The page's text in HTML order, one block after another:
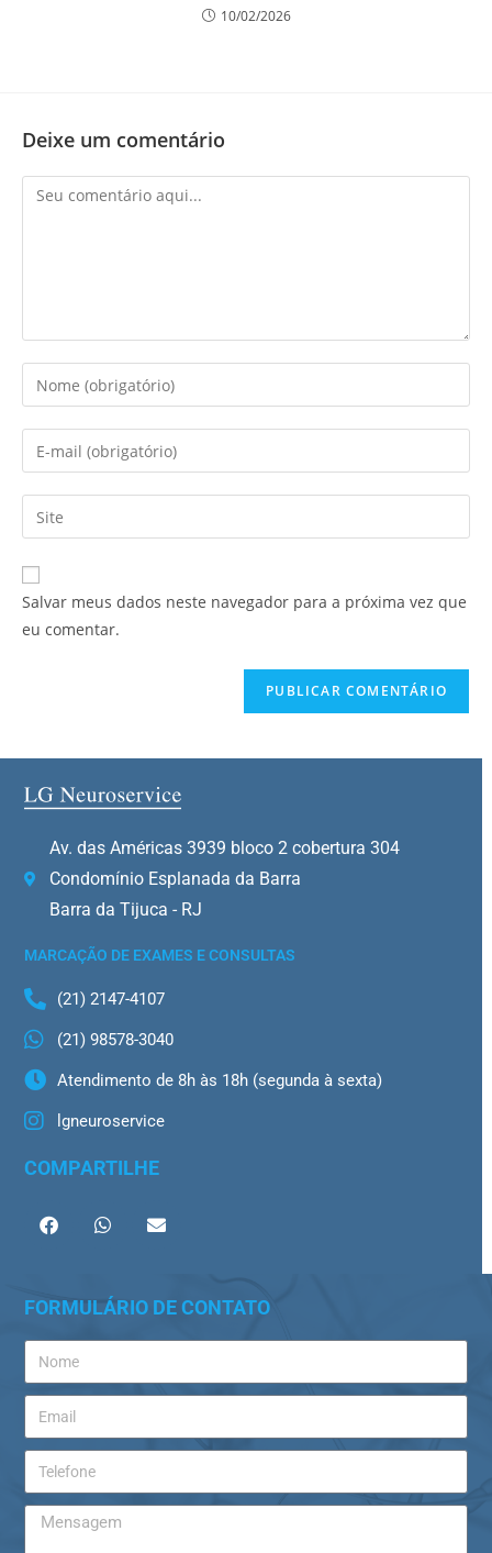
10/02/2026
Deixe um comentário
Salvar meus dados neste navegador para a próxima vez que
eu comentar.
Av. das Américas 3939 bloco 2 cobertura 304
Condomínio Esplanada da Barra
Barra da Tijuca - RJ
MARCAÇÃO DE EXAMES E CONSULTAS
(21) 2147-4107
(21) 98578-3040
Atendimento de 8h às 18h (segunda à sexta)
lgneuroservice
COMPARTILHE
FORMULÁRIO DE CONTATO